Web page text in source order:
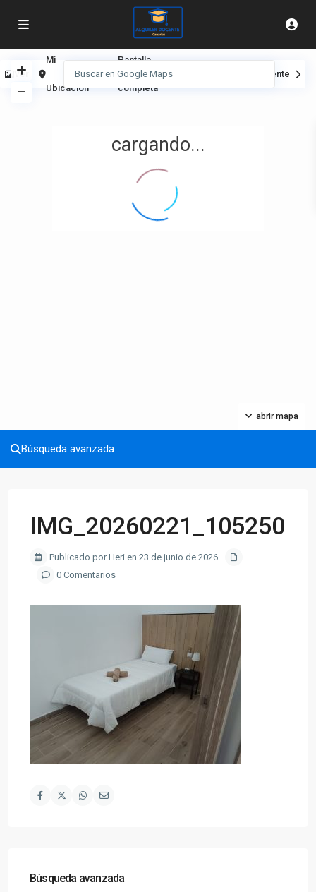
cargando...
abrir mapa
Ver
Mi
Ubicación
Pantalla
completa
Siguiente
Búsqueda avanzada
IMG_20260221_105250
Publicado por Heri en 23 de junio de 2026
0 Comentarios
Búsqueda avanzada